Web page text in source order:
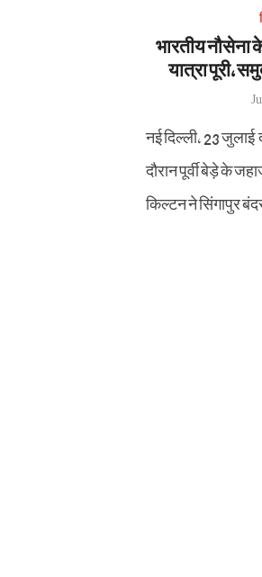
भारतीय नौसेना
यात्रा पूरी,
on
नई दिल्ली, 23 जुलाई
दौरान पूर्वी बेड़े ​के
किल्टन ने​ सिंगापुर